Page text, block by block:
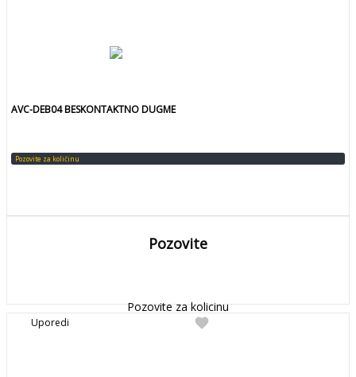
AVC-DEB04 BESKONTAKTNO DUGME
Pozovite za količinu
Pozovite
Pozovite za kolicinu
favorite
Uporedi